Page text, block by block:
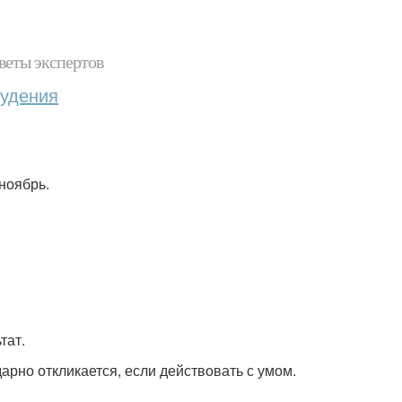
экспертов
откликается, если действовать с умом.